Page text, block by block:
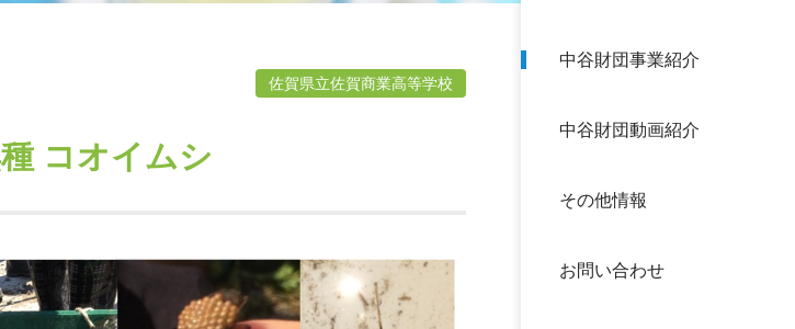
中谷財団事業紹介
中谷財団動画紹介
その他情報
お問い合わせ
佐賀県立佐賀商業高等学校
コオイムシ